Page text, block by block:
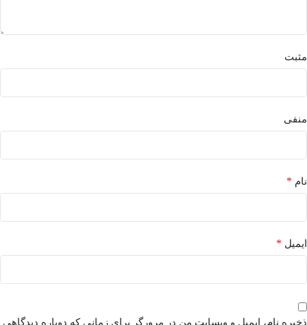
مثبت
منفی
نام *
ایمیل *
ذخیره نام، ایمیل و وبسایت من در مرورگر برای زمانی که دوباره دیدگاهی